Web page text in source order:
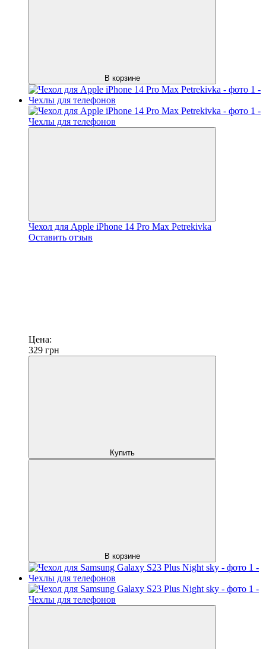
В корзине
Чехол для Apple iPhone 14 Pro Max Petrekivka
Оставить отзыв
Цена:
329 грн
Купить
В корзине